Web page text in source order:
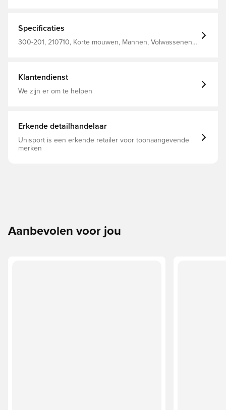
Specificaties
300-201, 210710, Korte mouwen, Mannen, Volwassenen,
Klantendienst
We zijn er om te helpen
Erkende detailhandelaar
Unisport is een erkende retailer voor toonaangevende
merken
Aanbevolen voor jou